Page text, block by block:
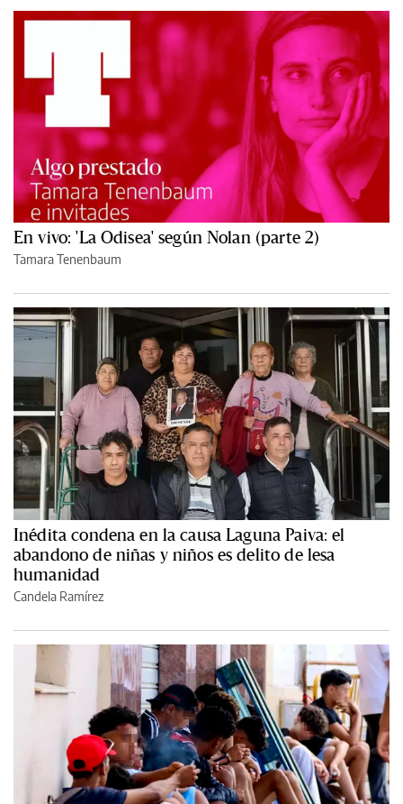
En vivo: 'La Odisea' según Nolan (parte 2)
Tamara Tenenbaum
Inédita condena en la causa Laguna Paiva: el
abandono de niñas y niños es delito de lesa
humanidad
Candela Ramírez